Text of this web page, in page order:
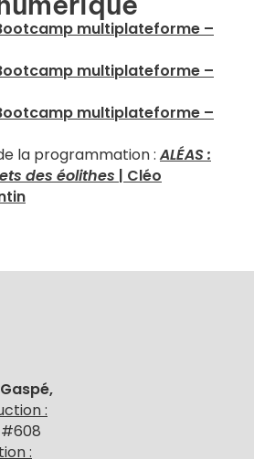
multiplateforme –
multiplateforme –
multiplateforme –
la programmation :ALÉAS :
des éolithes​ | Cléo
:
: